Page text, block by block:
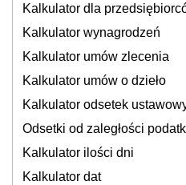
Kalkulator dla
Kalkulator wynagrodzeń
Kalkulator umów zlecenia
Kalkulator umów o dzieło
Kalkulator odsetek
Odsetki od zaległości
Kalkulator ilości dni
Kalkulator dat